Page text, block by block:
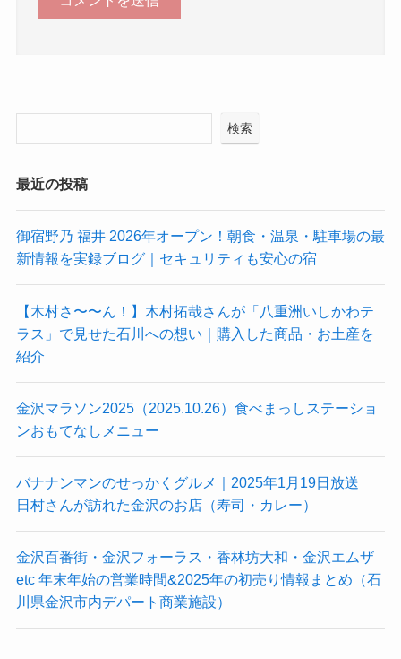
検索
最近の投稿
御宿野乃 福井 2026年オープン！朝食・温泉・駐車場の最
新情報を実録ブログ｜セキュリティも安心の宿
【木村さ〜〜ん！】木村拓哉さんが「八重洲いしかわテ
ラス」で見せた石川への想い｜購入した商品・お土産を
紹介
金沢マラソン2025（2025.10.26）食べまっしステーショ
ンおもてなしメニュー
バナナンマンのせっかくグルメ｜2025年1月19日放送
日村さんが訪れた金沢のお店（寿司・カレー）
金沢百番街・金沢フォーラス・香林坊大和・金沢エムザ
etc 年末年始の営業時間&2025年の初売り情報まとめ（石
川県金沢市内デパート商業施設）